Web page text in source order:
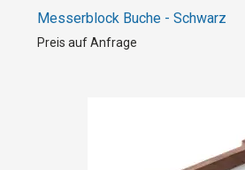
Messerblock Buche - Schwarz
Preis auf Anfrage